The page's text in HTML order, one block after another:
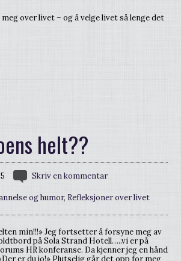
meg over livet – og å velge livet så lenge det
helt??
Skriv en kommentar
og humor, Refleksjoner over livet
min!!!» Jeg fortsetter å forsyne meg av
på Sola Strand Hotell…..vi er på
HR konferanse. Da kjenner jeg en hånd
er du jo!» Plutselig går det opp for meg